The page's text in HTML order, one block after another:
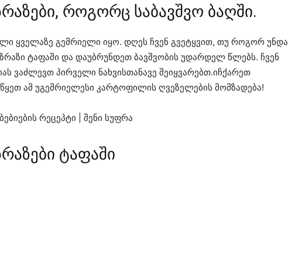
როგორც საბავშვო ბაღში.
ყველაზე გემრიელი იყო. დღეს ჩვენ გვეტყვით, თუ როგორ უნდა
ტაფაში და დაუბრუნდეთ ბავშვობის უდარდელ წლებს. ჩვენ
ვაძლევთ პირველი ნახვისთანავე შეიყვარებთ.იჩქარეთ
ამ უგემრიელესი კარტოფილის ღვეზელების მომზადება!
ტაფაში